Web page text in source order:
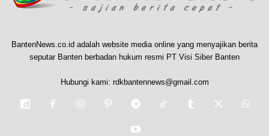
BantenNews.co.id adalah website media online yang menyajikan berita
seputar Banten berbadan hukum resmi PT Visi Siber Banten
Hubungi kami: rdkbantennews@gmail.com